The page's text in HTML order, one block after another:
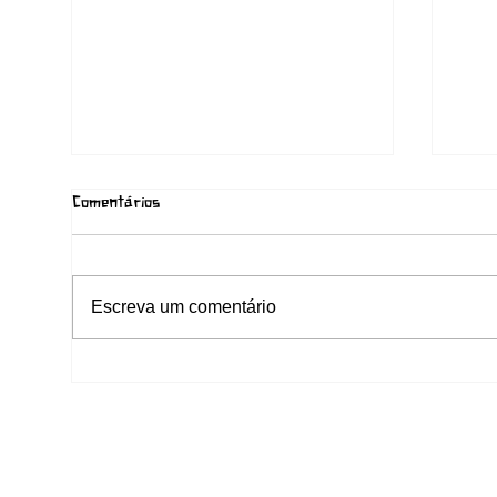
Comentários
Escreva um comentário